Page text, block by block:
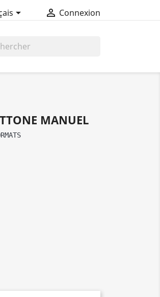
  Connexion
MANUEL